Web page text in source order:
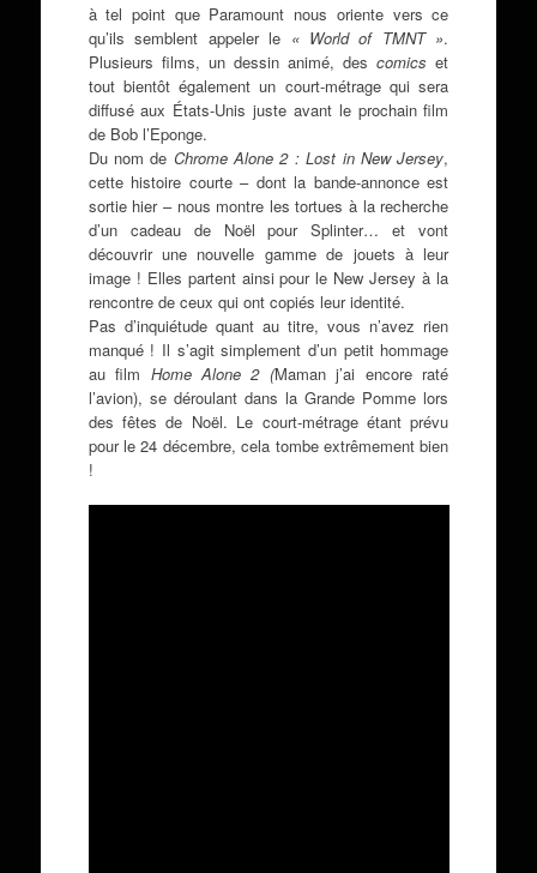
à tel point que Paramount nous oriente vers ce
qu’ils semblent appeler le « World of TMNT ».
Plusieurs films, un dessin animé, descomics et
tout bientôt également un court-métrage qui sera
diffusé aux États-Unis juste avant le prochain film
de Bob l’Eponge.
Du nom de Chrome Alone 2 : Lost in New Jersey,
cette histoire courte – dont la bande-annonce est
sortie hier – nous montre les tortues à la recherche
d’un cadeau de Noël pour Splinter… et vont
découvrir une nouvelle gamme de jouets à leur
image ! Elles partent ainsi pour le New Jersey à la
rencontre de ceux qui ont copiés leur identité.
Pas d’inquiétude quant au titre, vous n’avez rien
manqué ! Il s’agit simplement d’un petit hommage
au film Home Alone 2 (Maman j’ai encore raté
l’avion), se déroulant dans la Grande Pomme lors
des fêtes de Noël. Le court-métrage étant prévu
pour le 24 décembre, cela tombe extrêmement bien
!